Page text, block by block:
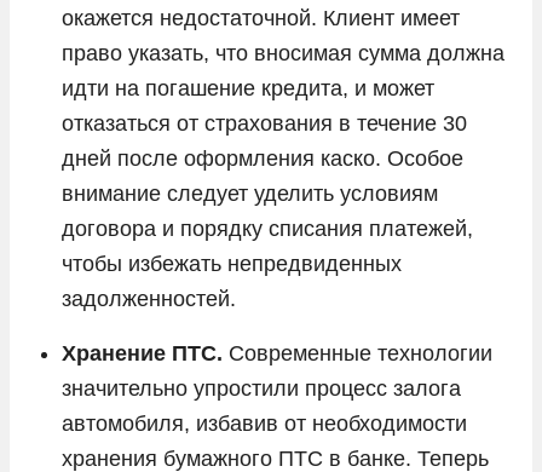
окажется недостаточной. Клиент имеет
право указать, что вносимая сумма должна
идти на погашение кредита, и может
отказаться от страхования в течение 30
дней после оформления каско. Особое
внимание следует уделить условиям
договора и порядку списания платежей,
чтобы избежать непредвиденных
задолженностей.
Хранение ПТС. Современные технологии
значительно упростили процесс залога
автомобиля, избавив от необходимости
хранения бумажного ПТС в банке. Теперь